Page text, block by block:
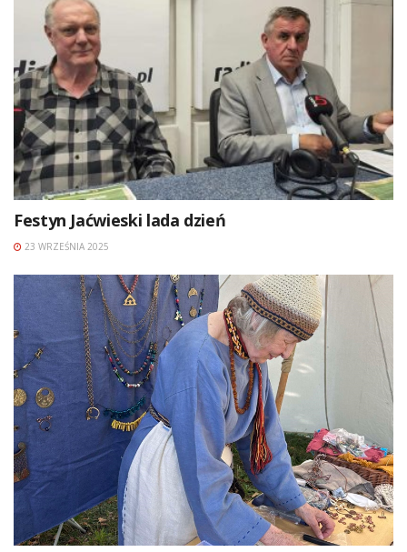
Festyn Jaćwieski lada dzień
23 WRZEŚNIA 2025